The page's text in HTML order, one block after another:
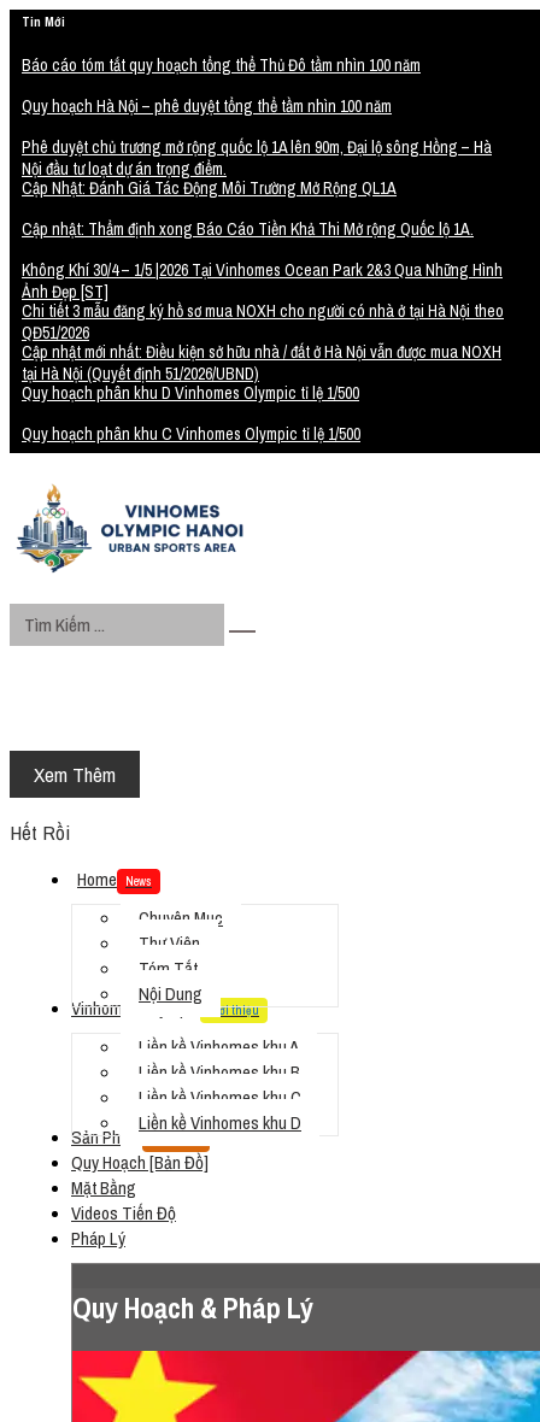
Tin Mới
Báo cáo tóm tắt quy hoạch tổng thể Thủ Đô tầm nhìn 100 năm
Quy hoạch Hà Nội – phê duyệt tổng thể tầm nhìn 100 năm
Phê duyệt chủ trương mở rộng quốc lộ 1A lên 90m, Đại lộ sông Hồng – Hà
Nội đầu tư loạt dự án trọng điểm.
Cập Nhật: Đánh Giá Tác Động Môi Trường Mở Rộng QL1A
Cập nhật: Thẩm định xong Báo Cáo Tiền Khả Thi Mở rộng Quốc lộ 1A.
Không Khí 30/4 – 1/5 |2026 Tại Vinhomes Ocean Park 2&3 Qua Những Hình
Ảnh Đẹp [ST]
Chi tiết 3 mẫu đăng ký hồ sơ mua NOXH cho người có nhà ở tại Hà Nội theo
QĐ51/2026
Cập nhật mới nhất: Điều kiện sở hữu nhà / đất ở Hà Nội vẫn được mua NOXH
tại Hà Nội (Quyết định 51/2026/UBND)
Quy hoạch phân khu D Vinhomes Olympic tỉ lệ 1/500
Quy hoạch phân khu C Vinhomes Olympic tỉ lệ 1/500
Xem Thêm
Hết Rồi
Home News
Chuyên Mục
Thư Viện
Tóm Tắt
Nội Dung
Vinhomes Olympic Giới thiệu
Liền kề Vinhomes khu A
Liền kề Vinhomes khu B
Liền kề Vinhomes khu C
Liền kề Vinhomes khu D
Sản Phẩm
Quy Hoạch [Bản Đồ]
Mặt Bằng
Videos Tiến Độ
Pháp Lý
Quy Hoạch & Pháp Lý